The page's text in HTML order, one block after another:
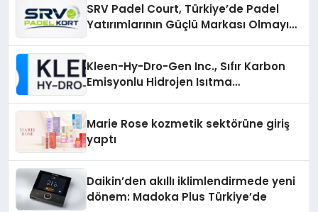
SRV Padel Court, Türkiye’de Padel
Yatırımlarının Güçlü Markası Olmayı
Kleen-Hy-Dro-Gen Inc., Sıfır Karbon
Emisyonlu Hidrojen Isıtma
Marie Rose kozmetik sektörüne giriş
yaptı
Daikin’den akıllı iklimlendirmede yeni
dönem: Madoka Plus Türkiye’de